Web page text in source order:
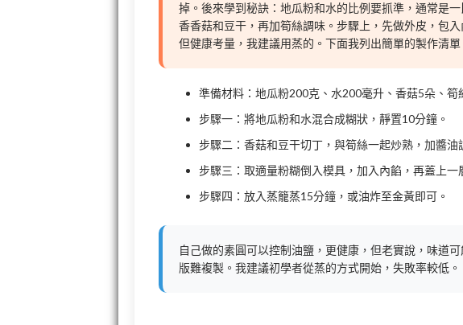
掉。後來學到秘訣：地瓜粉和水的比例要抓準，通常是
香香菇和豆干，再加筍絲調味。步驟上，先做外皮，包
但健康考量，我建議用蒸的。下面我列出簡單的製作清單
準備材料：地瓜粉200克、水200毫升、香菇5朵、筍
步驟一：將地瓜粉和水混合成糊狀，靜置10分鐘。
步驟二：香菇和豆干切丁，與筍絲一起炒熟，加醬油
步驟三：取適量粉糊倒入模具，加入內餡，再蓋上一
步驟四：放入蒸籠蒸15分鐘，或油炸至金黃即可。
自己做的素圓可以控制油鹽，更健康，但老實說，味道
版難複製。我建議初學者從蒸的方式開始，失敗率較低。